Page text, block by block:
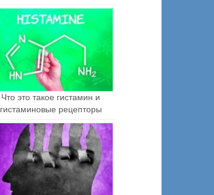
Что это такое гистамин и
гистаминовые рецепторы